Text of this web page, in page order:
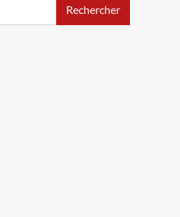
Rechercher